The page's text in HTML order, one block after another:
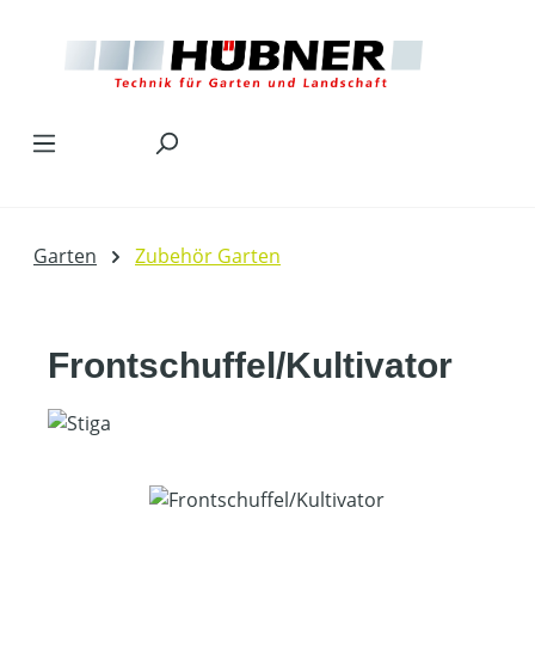
Garten Zubehör Garten
Frontschuffel/Kultivator
Bildergalerie überspringen